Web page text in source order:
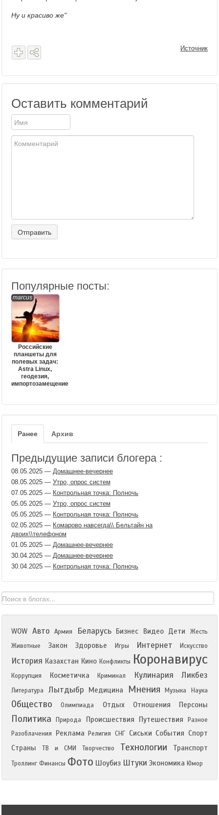
Ну и красиво же"
Источник
Оставить комментарий
Популярные посты:
marcus
Российские
планшеты для
полевых задач:
Astra Linux,
геодезия,
импортозамещение
Ранее Архив
Предыдущие записи блогера :
08.05.2025 — Домашнее-вечернее
08.05.2025 — Утро, опрос систем
07.05.2025 — Контрольная точка: Полночь
05.05.2025 — Утро, опрос систем
05.05.2025 — Контрольная точка: Полночь
02.05.2025 — Комарово навсегда\\ Бельтайн на
двоих\\телефоном
01.05.2025 — Домашнее-вечернее
30.04.2025 — Домашнее-вечернее
30.04.2025 — Контрольная точка: Полночь
WOW Авто Армия Беларусь Бизнес Видео Дети
Жесть
Животные
Закон Здоровье Игры Интернет Искусство
История Казахстан Кино Конфликты Коронавирус
Коррупция Косметичка Криминал Кулинария Ликбез
Литература Лытдыбр Медицина Мнения Музыка Наука
Общество Олимпиада Отдых Отношения Персоны
Политика Природа Происшествия Путешествия
Разное
Разоблачения
Реклама Религия СНГ Сиськи События Спорт
Страны
ТВ и СМИ Творчество Технологии Транспорт
Троллинг Финансы Фото Шоубиз Штуки Экономика Юмор